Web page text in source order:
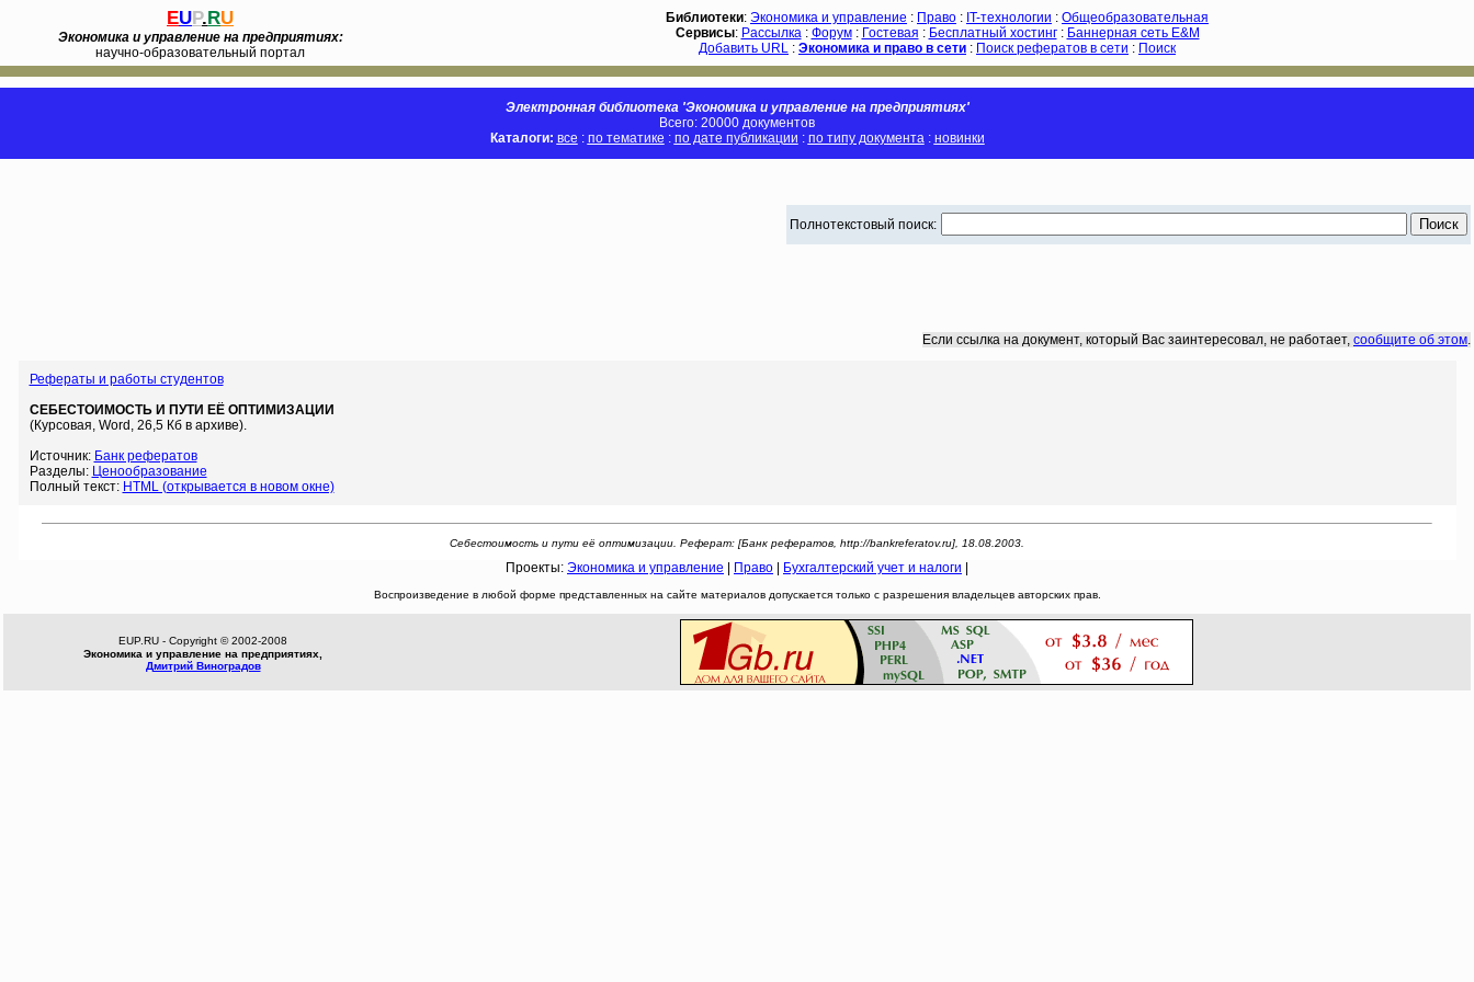
EUP.RU
Экономика и управление на предприятиях:
научно-образовательный портал
Библиотеки: Экономика и управление : Право : IT-технологии : Общеобразовательная
Сервисы: Рассылка: Форум: Гостевая : Бесплатный хостинг: Баннерная сеть E&M
Добавить URL : Экономика и право в сети : Поиск рефератов в сети : Поиск
Электронная библиотека 'Экономика и управление на предприятиях'
Всего: 20000 документов
Каталоги: все : по тематике : по дате публикации : по типу документа: новинки
Полнотекстовый поиск:
Если ссылка на документ, который Вас заинтересовал, не работает, сообщите об этом.
Рефераты и работы студентов
СЕБЕСТОИМОСТЬ И ПУТИ ЕЁ ОПТИМИЗАЦИИ
(Курсовая, Word, 26,5 Кб в архиве).
Источник: Банк рефератов
Разделы: Ценообразование
Полный текст: HTML (открывается в новом окне)
Себестоимость и пути её оптимизации. Реферат: [Банк рефератов, http://bankreferatov.ru], 18.08.2003.
Проекты: Экономика и управление Право Бухгалтерский учет и налоги
Воспроизведение в любой форме представленных на сайте материалов допускается только с разрешения владельцев авторских прав.
EUP.RU - Copyright © 2002-2008
Экономика и управление на предприятиях,
Дмитрий Виноградов